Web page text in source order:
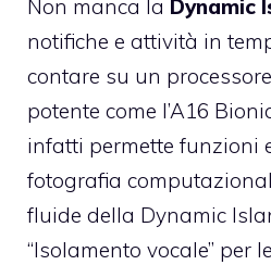
Non manca la Dynamic
notifiche e attività in
contare su un
potente come l’A16
infatti permette funzioni
fotografia
fluide della Dynamic
“Isolamento vocale” per